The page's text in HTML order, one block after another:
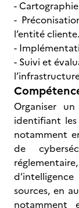
-
-
l’entité cliente.
-
- Suivi et
Organiser
identifiant les
notamment
de
sources, en
notamment